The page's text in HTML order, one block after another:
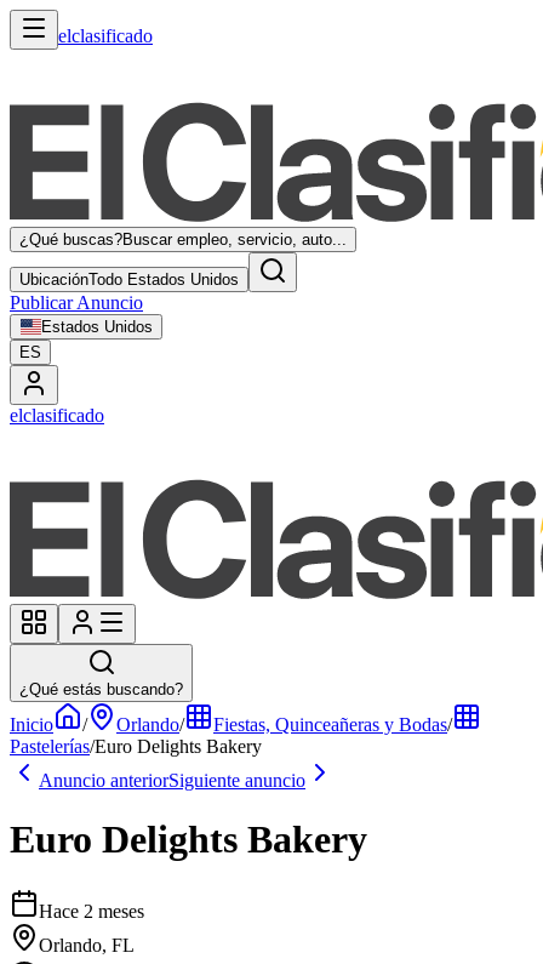
elclasificado
¿Qué buscas?Buscar empleo, servicio, auto...
UbicaciónTodo Estados Unidos
Publicar Anuncio
Estados Unidos
ES
elclasificado
¿Qué estás buscando?
Inicio / Orlando/ Fiestas, Quinceañeras y Bodas/
Pastelerías/Euro Delights Bakery
Anuncio anteriorSiguiente anuncio
Euro Delights Bakery
Hace 2 meses
Orlando, FL